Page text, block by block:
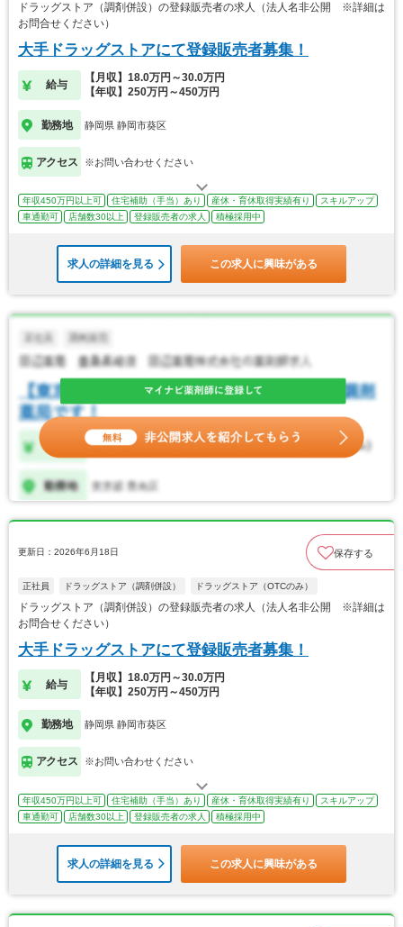
ドラッグストア（調剤併設）の登録販売者の求人（法人名非公開 ※詳細は
お問合せください）
大手ドラッグストアにて登録販売者募集！
給与
【月収】18.0万円～30.0万円
【年収】250万円～450万円
勤務地 静岡県 静岡市葵区
アクセス ※お問い合わせください
年収450万円以上可 住宅補助（手当）あり 産休・育休取得実績有り
スキルアップ
車通勤可
店舗数30以上 登録販売者の求人 積極採用中
求人の詳細を見る この求人に興味がある
更新日：2026年6月18日 保存する
正社員 ドラッグストア（調剤併設） ドラッグストア（OTCのみ）
ドラッグストア（調剤併設）の登録販売者の求人（法人名非公開 ※詳細は
お問合せください）
大手ドラッグストアにて登録販売者募集！
給与
【月収】18.0万円～30.0万円
【年収】250万円～450万円
勤務地 静岡県 静岡市葵区
アクセス ※お問い合わせください
年収450万円以上可 住宅補助（手当）あり 産休・育休取得実績有り
スキルアップ
車通勤可
店舗数30以上 登録販売者の求人 積極採用中
求人の詳細を見る この求人に興味がある